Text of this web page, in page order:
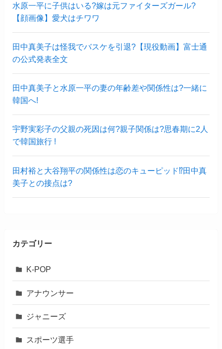
水原一平に子供はいる?嫁は元ファイターズガール?
【顔画像】愛犬はチワワ
田中真美子は怪我でバスケを引退?【現役動画】富士通
の公式発表全文
田中真美子と水原一平の妻の年齢差や関係性は?一緒に
韓国へ!
宇野実彩子の父親の死因は何?親子関係は?思春期に2人
で韓国旅行 !
田村裕と大谷翔平の関係性は恋のキューピッド⁉︎田中真
美子との接点は?
カテゴリー
K-POP
アナウンサー
ジャニーズ
スポーツ選手